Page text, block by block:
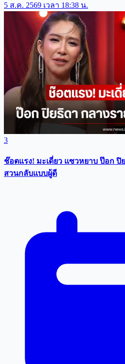
5 ส.ค. 2569 เวลา 18:38 น.
3
ช๊อตแรง! มะเดี่ยว แซวหยาบ ป๊อก ปิ
สวนกลับแบบผู้ดี